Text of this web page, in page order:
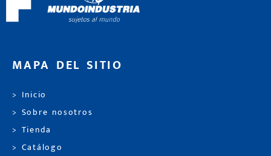
MAPA DEL SITIO
> Inicio
> Sobre nosotros
> Tienda
> Catálogo